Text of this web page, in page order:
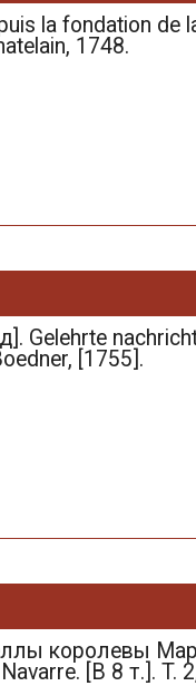
la fondation
1748.
Gelehrte
[1755].
королевы
[В 8 т.]. T.